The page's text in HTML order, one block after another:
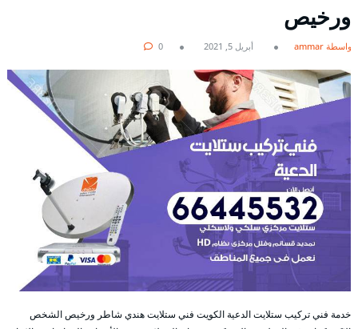
ورخيص
بواسطة ammar أبريل 5, 2021 0
خدمة فني تركيب ستلايت الدعية الكويت فني ستلايت هندي شاطر ورخيص الشخص